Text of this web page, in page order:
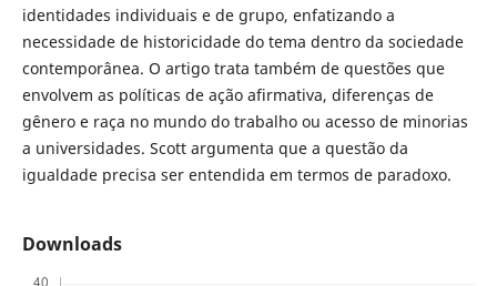
identidades individuais e de grupo, enfatizando a
necessidade de historicidade do tema dentro da sociedade
contemporânea. O artigo trata também de questões que
envolvem as políticas de ação afirmativa, diferenças de
gênero e raça no mundo do trabalho ou acesso de minorias
a universidades. Scott argumenta que a questão da
igualdade precisa ser entendida em termos de paradoxo.
Downloads